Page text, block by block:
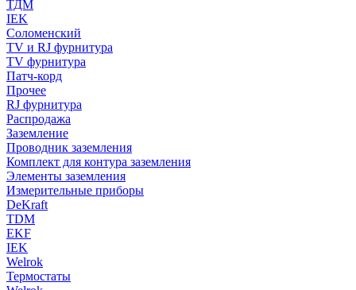
ТДМ
IEK
Соломенский
TV и RJ фурнитура
TV фурнитура
Патч-корд
Прочее
RJ фурнитура
Распродажа
Заземление
Проводник заземления
Комплект для контура заземления
Элементы заземления
Измерительные приборы
DeKraft
TDM
EKF
IEK
Welrok
Термостаты